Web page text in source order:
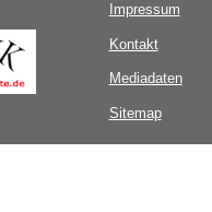
Impressum
Kontakt
Mediadaten
Sitemap